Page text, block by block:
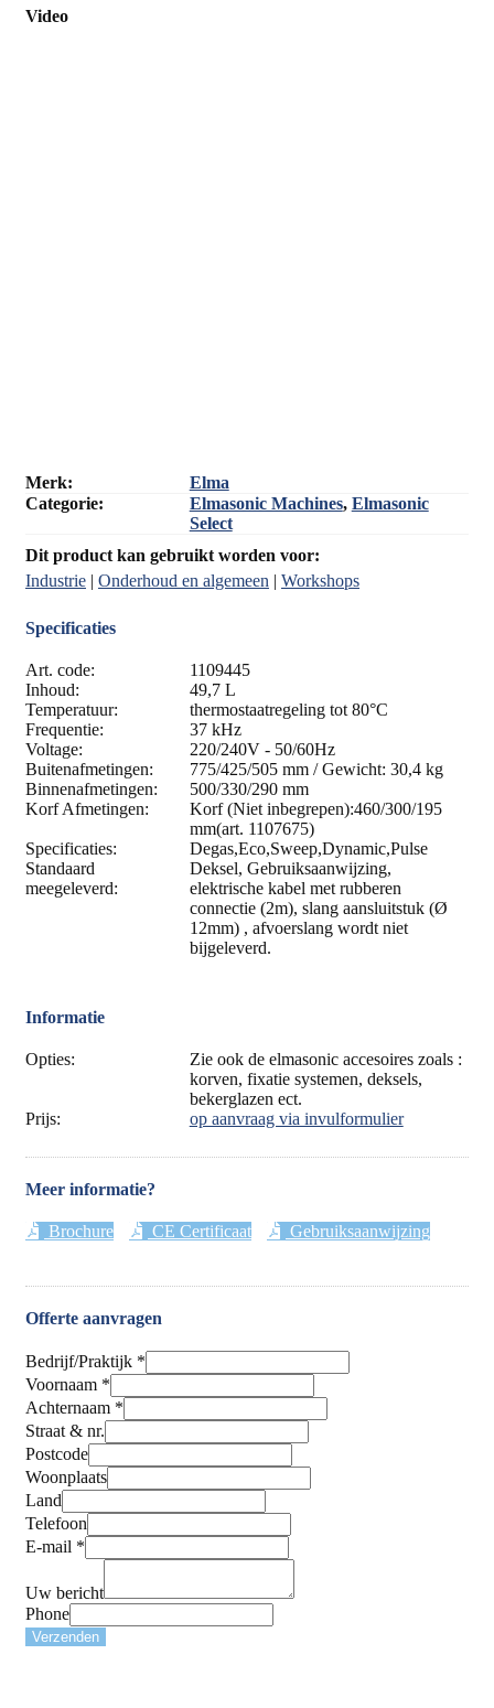
Video
Merk:
Elma
Categorie:
Elmasonic Machines, Elmasonic
Select
Dit product kan gebruikt worden voor:
Industrie | Onderhoud en algemeen | Workshops
Specificaties
Art. code:
1109445
Inhoud:
49,7 L
Temperatuur:
thermostaatregeling tot 80°C
Frequentie:
37 kHz
Voltage:
220/240V - 50/60Hz
Buitenafmetingen:
775/425/505 mm / Gewicht: 30,4 kg
Binnenafmetingen:
500/330/290 mm
Korf Afmetingen:
Korf (Niet inbegrepen):460/300/195
mm(art. 1107675)
Specificaties:
Degas,Eco,Sweep,Dynamic,Pulse
Standaard
meegeleverd:
Deksel, Gebruiksaanwijzing,
elektrische kabel met rubberen
connectie (2m), slang aansluitstuk (Ø
12mm) , afvoerslang wordt niet
bijgeleverd.
Informatie
Opties:
Zie ook de elmasonic accesoires zoals :
korven, fixatie systemen, deksels,
bekerglazen ect.
Prijs:
op aanvraag via invulformulier
Meer informatie?
Brochure CE Certificaat Gebruiksaanwijzing
Offerte aanvragen
Bedrijf/Praktijk *
Voornaam *
Achternaam *
Straat & nr.
Postcode
Woonplaats
Land
Telefoon
E-mail *
Uw bericht
Phone
Verzenden